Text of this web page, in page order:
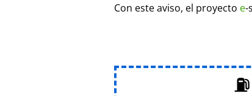
Con este aviso, el proyecto e-